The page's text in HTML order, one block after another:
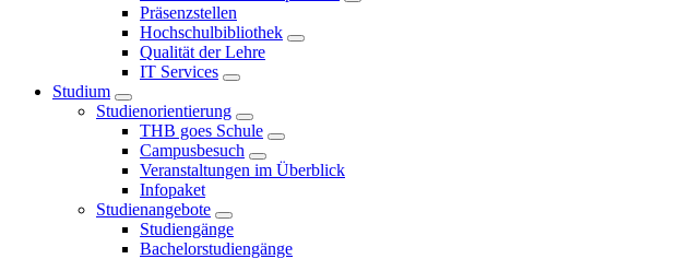
Präsenzstellen
Hochschulbibliothek
Qualität der Lehre
IT Services
Studium
Studienorientierung
THB goes Schule
Campusbesuch
Veranstaltungen im Überblick
Infopaket
Studienangebote
Studiengänge
Bachelorstudiengänge